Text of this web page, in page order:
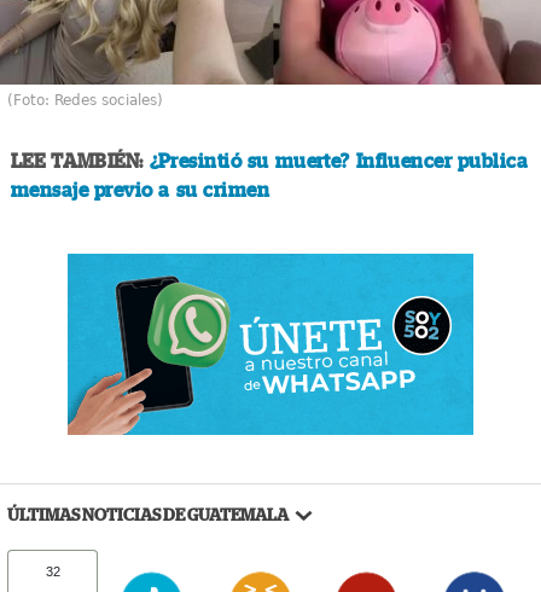
(Foto: Redes sociales)
LEE TAMBIÉN: ¿Presintió su muerte? Influencer publica
mensaje previo a su crimen
ÚLTIMAS NOTICIAS DE GUATEMALA
32